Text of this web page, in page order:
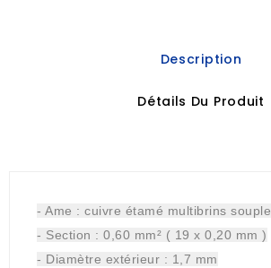
Description
Détails Du Produit
- Ame : cuivre étamé multibrins souple
- Section : 0,60 mm² ( 19 x 0,20 mm )
- Diamètre extérieur : 1,7 mm